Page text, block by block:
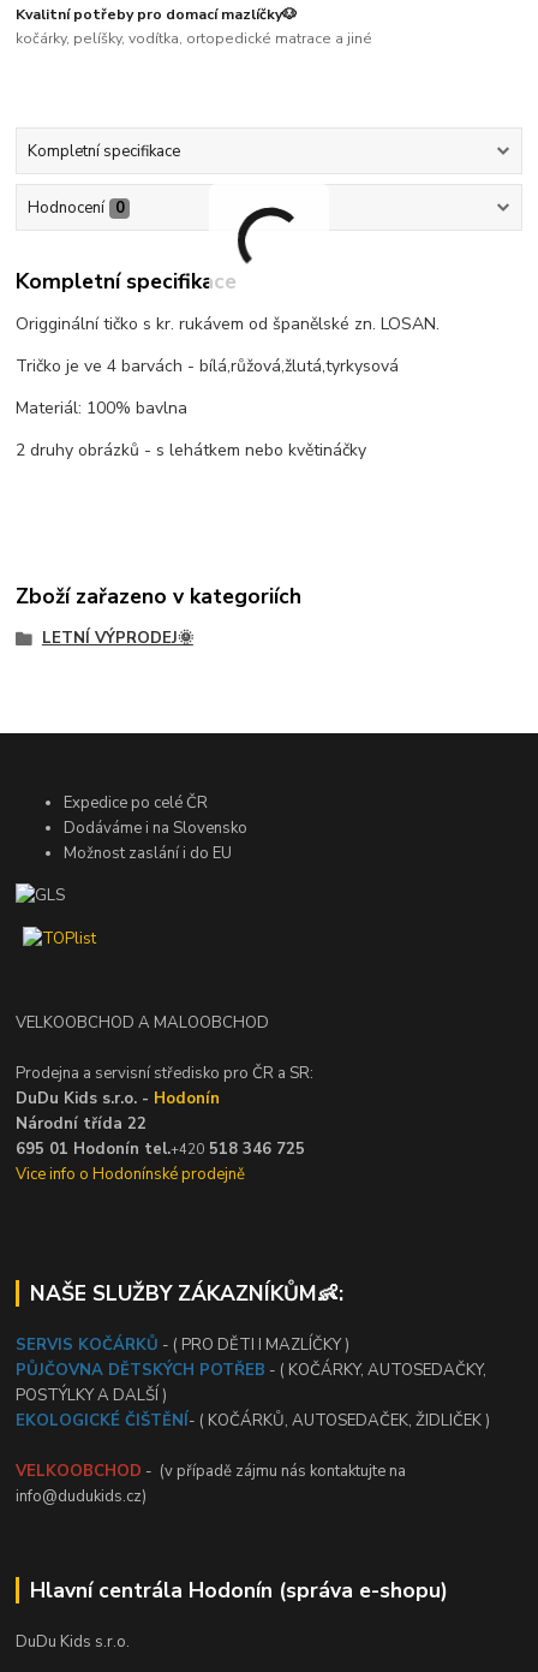
Kvalitní potřeby pro domací mazlíčky🐶
kočárky, pelíšky, vodítka, ortopedické matrace a jiné
Kompletní specifikace
Hodnocení 0
Kompletní specifikace
Origginální tičko s kr. rukávem od španělské zn. LOSAN.
Tričko je ve 4 barvách - bílá,růžová,žlutá,tyrkysová
Materiál: 100% bavlna
2 druhy obrázků - s lehátkem nebo květináčky
Zboží zařazeno v kategoriích
LETNÍ VÝPRODEJ🌞
Expedice po celé ČR
Dodáváme i na Slovensko
Možnost zaslání i do EU
VELKOOBCHOD A MALOOBCHOD
Prodejna a servisní středisko pro ČR a SR:
DuDu Kids s.r.o. - Hodonín
Národní třída 22
695 01 Hodonín tel.+420 518 346 725
Vice info o Hodonínské prodejně
NAŠE SLUŽBY ZÁKAZNÍKŮM👶:
SERVIS KOČÁRKŮ - ( PRO DĚTI I MAZLÍČKY )
PŮJČOVNA DĚTSKÝCH POTŘEB - ( KOČÁRKY, AUTOSEDAČKY,
POSTÝLKY A DALŠÍ )
EKOLOGICKÉ ČIŠTĚNÍ- ( KOČÁRKŮ, AUTOSEDAČEK, ŽIDLIČEK )
VELKOOBCHOD - (v případě zájmu nás kontaktujte na
info@dudukids.cz)
Hlavní centrála Hodonín (správa e-shopu)
DuDu Kids s.r.o.